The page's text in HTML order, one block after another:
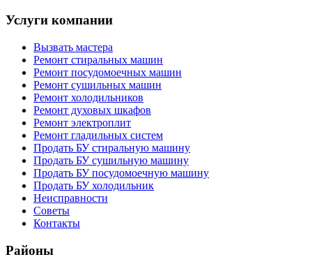
Услуги компании
Вызвать мастера
Ремонт стиральных машин
Ремонт посудомоечных машин
Ремонт сушильных машин
Ремонт холодильников
Ремонт духовых шкафов
Ремонт электроплит
Ремонт гладильных систем
Продать БУ стиральную машину
Продать БУ сушильную машину
Продать БУ посудомоечную машину
Продать БУ холодильник
Неисправности
Советы
Контакты
Районы